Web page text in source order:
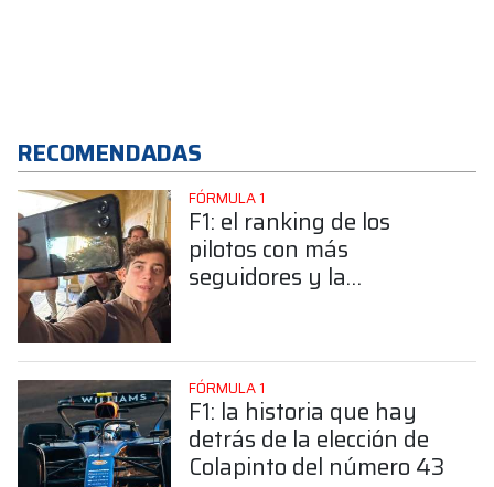
RECOMENDADAS
FÓRMULA 1
F1: el ranking de los
pilotos con más
seguidores y la
FÓRMULA 1
F1: la historia que hay
detrás de la elección de
Colapinto del número 43